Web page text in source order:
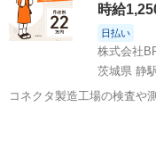
時給
日払い
株式会社
茨城県 静
コネクタ製造工場の検査や